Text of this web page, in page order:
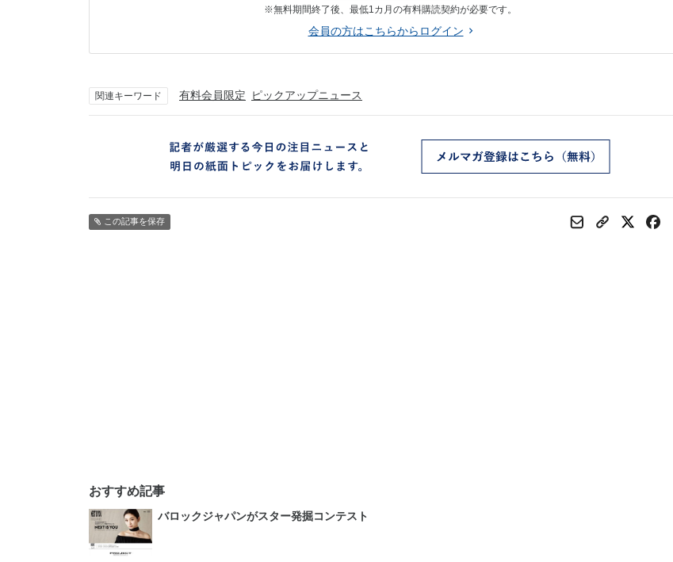
※無料期間終了後、最低1カ月の有料購読契約が必要です。
会員の方はこちらからログイン
関連キーワード 有料会員限定 ピックアップニュース
この記事を保存
おすすめ記事
バロックジャパンがスター発掘コンテスト